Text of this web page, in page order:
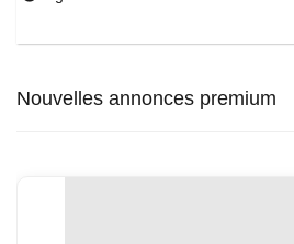
Nouvelles annonces premium